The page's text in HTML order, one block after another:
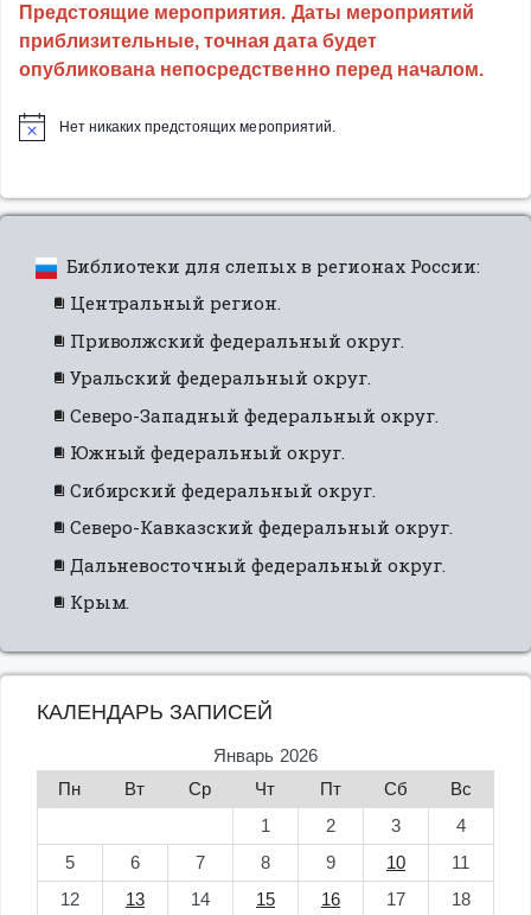
Предстоящие мероприятия. Даты мероприятий
приблизительные, точная дата будет
опубликована непосредственно перед началом.
Нет никаких предстоящих мероприятий.
Библиотеки для слепых в регионах России:
Центральный регион.
Приволжский федеральный округ.
Уральский федеральный округ.
Северо-Западный федеральный округ.
Южный федеральный округ.
Сибирский федеральный округ.
Северо-Кавказский федеральный округ.
Дальневосточный федеральный округ.
Крым.
КАЛЕНДАРЬ ЗАПИСЕЙ
Январь 2026
Пн
Вт Ср Чт Пт Сб
Вс
1
2 3
4
5
6 7 8 9 10
11
12
13 14 15 16 17 18